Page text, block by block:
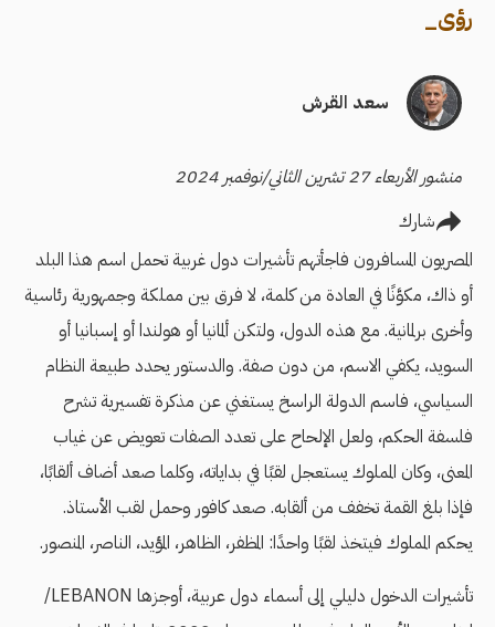
رؤى_
سعد القرش
منشور الأربعاء 27 تشرين الثاني/نوفمبر 2024
شارك
المصريون المسافرون فاجأتهم تأشيرات دول غربية تحمل اسم هذا البلد
أو ذاك، مكوَّنًا في العادة من كلمة، لا فرق بين مملكة وجمهورية رئاسية
وأخرى برلمانية. مع هذه الدول، ولتكن ألمانيا أو هولندا أو إسبانيا أو
السويد، يكفي الاسم، من دون صفة. والدستور يحدد طبيعة النظام
السياسي، فاسم الدولة الراسخ يستغني عن مذكرة تفسيرية تشرح
فلسفة الحكم، ولعل الإلحاح على تعدد الصفات تعويض عن غياب
المعنى، وكان المملوك يستعجل لقبًا في بداياته، وكلما صعد أضاف ألقابًا،
فإذا بلغ القمة تخفف من ألقابه. صعد كافور وحمل لقب الأستاذ.
يحكم المملوك فيتخذ لقبًا واحدًا: المظفر، الظاهر، المؤيد، الناصر، المنصور.
تأشيرات الدخول دليلي إلى أسماء دول عربية، أوجزها LEBANON/